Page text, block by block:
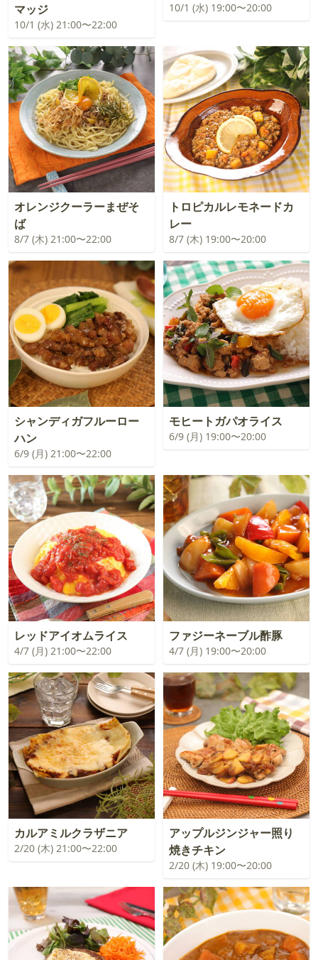
マッジ
10/1 (水) 21:00〜22:00
10/1 (水) 19:00〜20:00
オレンジクーラーまぜそ
ば
8/7 (木) 21:00〜22:00
トロピカルレモネードカ
レー
8/7 (木) 19:00〜20:00
シャンディガフルーロー
ハン
6/9 (月) 21:00〜22:00
モヒートガパオライス
6/9 (月) 19:00〜20:00
レッドアイオムライス
4/7 (月) 21:00〜22:00
ファジーネーブル酢豚
4/7 (月) 19:00〜20:00
カルアミルクラザニア
2/20 (木) 21:00〜22:00
アップルジンジャー照り
焼きチキン
2/20 (木) 19:00〜20:00